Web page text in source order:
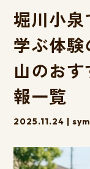
堀川小
学ぶ体
山のお
報一覧
2025.11.24 |